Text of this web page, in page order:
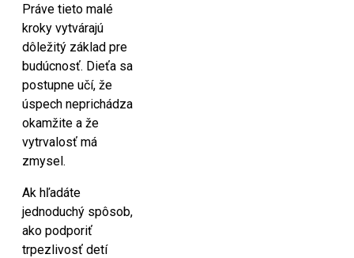
Práve tieto malé
kroky vytvárajú
dôležitý základ pre
budúcnosť. Dieťa sa
postupne učí, že
úspech neprichádza
okamžite a že
vytrvalosť má
zmysel.
Ak hľadáte
jednoduchý spôsob,
ako podporiť
trpezlivosť detí